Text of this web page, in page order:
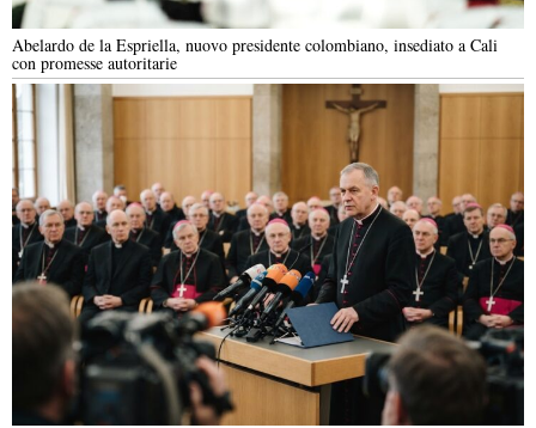
Abelardo de la Espriella, nuovo presidente colombiano, insediato a Cali
con promesse autoritarie